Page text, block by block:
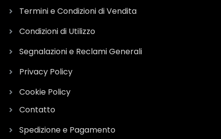
Termini e Condizioni di Vendita
Condizioni di Utilizzo
Segnalazioni e Reclami Generali
Privacy Policy
Cookie Policy
Contatto
Spedizione e Pagamento